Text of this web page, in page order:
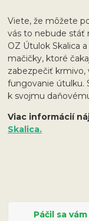
Viete, že môžete
vás to nebude stáť
OZ Útulok Skalica
mačičky, ktoré
zabezpečiť krmivo,
fungovanie útulku.
k svojmu
Viac informácií
Skalica.
Páčil sa